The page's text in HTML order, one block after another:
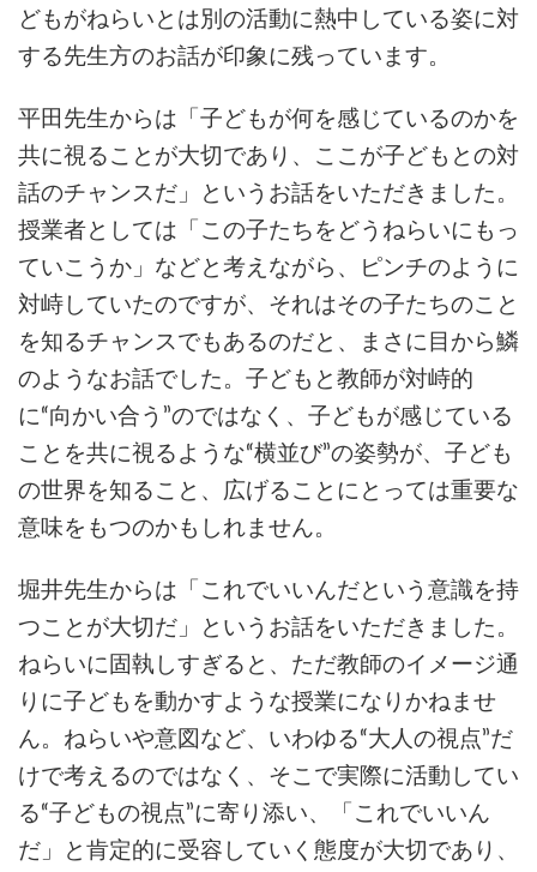
どもがねらいとは別の活動に熱中している姿に対
する先生方のお話が印象に残っています。
平田先生からは「子どもが何を感じているのかを
共に視ることが大切であり、ここが子どもとの対
話のチャンスだ」というお話をいただきました。
授業者としては「この子たちをどうねらいにもっ
ていこうか」などと考えながら、ピンチのように
対峙していたのですが、それはその子たちのこと
を知るチャンスでもあるのだと、まさに目から鱗
のようなお話でした。子どもと教師が対峙的
に“向かい合う”のではなく、子どもが感じている
ことを共に視るような“横並び”の姿勢が、子ども
の世界を知ること、広げることにとっては重要な
意味をもつのかもしれません。
堀井先生からは「これでいいんだという意識を持
つことが大切だ」というお話をいただきました。
ねらいに固執しすぎると、ただ教師のイメージ通
りに子どもを動かすような授業になりかねませ
ん。ねらいや意図など、いわゆる“大人の視点”だ
けで考えるのではなく、そこで実際に活動してい
る“子どもの視点”に寄り添い、「これでいいん
だ」と肯定的に受容していく態度が大切であり、